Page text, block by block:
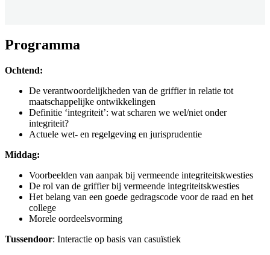
Programma
Ochtend:
De verantwoordelijkheden van de griffier in relatie tot
maatschappelijke ontwikkelingen
Definitie ‘integriteit’: wat scharen we wel/niet onder
integriteit?
Actuele wet- en regelgeving en jurisprudentie
Middag:
Voorbeelden van aanpak bij vermeende integriteitskwesties
De rol van de griffier bij vermeende integriteitskwesties
Het belang van een goede gedragscode voor de raad en het
college
Morele oordeelsvorming
Tussendoor: Interactie op basis van casuïstiek